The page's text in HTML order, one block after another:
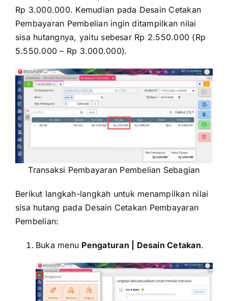
Rp 3.000.000. Kemudian pada Desain Cetakan
Pembayaran Pembelian ingin ditampilkan nilai
sisa hutangnya, yaitu sebesar Rp 2.550.000 (Rp
5.550.000 – Rp 3.000.000).
Transaksi Pembayaran Pembelian Sebagian
Berikut langkah-langkah untuk menampilkan nilai
sisa hutang pada Desain Cetakan Pembayaran
Pembelian:
Buka menu Pengaturan | Desain Cetakan.